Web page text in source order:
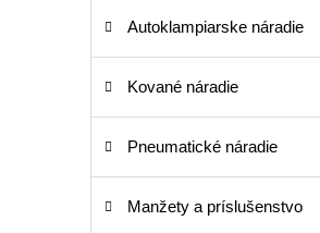
Autoklampiarske náradie
Kované náradie
Pneumatické náradie
Manžety a príslušenstvo